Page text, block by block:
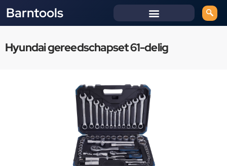
Barntools
Hyundai gereedschapset 61-delig